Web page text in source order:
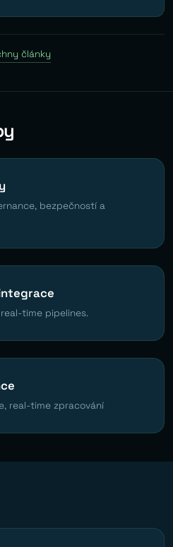
články
bezpečností a
real-time pipelines.
real-time zpracování